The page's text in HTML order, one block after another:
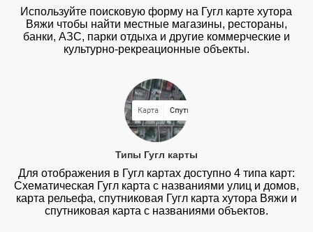
Используйте поисковую форму на Гугл карте хутора
Вяжи чтобы найти местные магазины, рестораны,
банки, АЗС, парки отдыха и другие коммерческие и
культурно-рекреационные объекты.
Типы Гугл карты
Для отображения в Гугл картах доступно 4 типа карт:
Схематическая Гугл карта с названиями улиц и домов,
карта рельефа, спутниковая Гугл карта хутора Вяжи и
спутниковая карта с названиями объектов.